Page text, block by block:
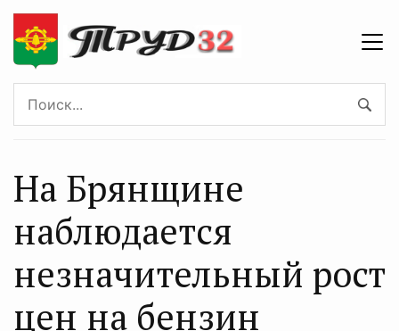
На Брянщине
наблюдается
незначительный рост
цен на бензин